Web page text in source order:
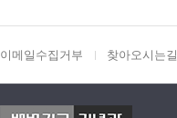
이메일수집거부 찾아오시는길